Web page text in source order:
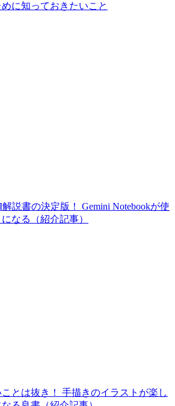
に知っておきたいこと
説書の決定版！ Gemini Notebookが使
なる（紹介記事）
とは抜き！ 手描きのイラストが楽し